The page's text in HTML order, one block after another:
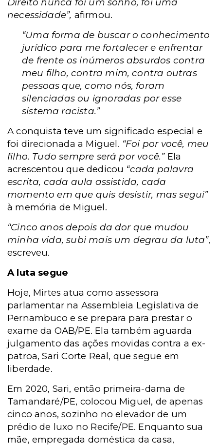
Direito nunca foi um sonho, foi uma
necessidade”, afirmou.
“Uma forma de buscar o conhecimento
jurídico para me fortalecer e enfrentar
de frente os inúmeros absurdos contra
meu filho, contra mim, contra outras
pessoas que, como nós, foram
silenciadas ou ignoradas por esse
sistema racista.”
A conquista teve um significado especial e
foi direcionada a Miguel. “Foi por você, meu
filho. Tudo sempre será por você.”Ela
acrescentou que dedicou “cada palavra
escrita, cada aula assistida, cada
momento em que quis desistir, mas segui”
à memória de Miguel.
“Cinco anos depois da dor que mudou
minha vida, subi mais um degrau da luta”,
escreveu.
A luta segue
Hoje, Mirtes atua como assessora
parlamentar na Assembleia Legislativa de
Pernambuco e se prepara para prestar o
exame da OAB/PE. Ela também aguarda
julgamento das ações movidas contra a ex-
patroa, Sari Corte Real, que segue em
liberdade.
Em 2020, Sari, então primeira-dama de
Tamandaré/PE, colocou Miguel, de apenas
cinco anos, sozinho no elevador de um
prédio de luxo no Recife/PE. Enquanto sua
mãe, empregada doméstica da casa,